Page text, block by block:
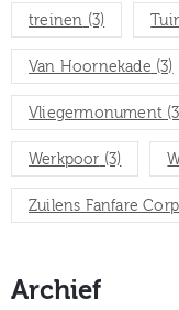
treinen (3)
Van Hoornekade (3)
Vliegermonument
Werkpoor (3)
Zuilens Fanfare
Archief